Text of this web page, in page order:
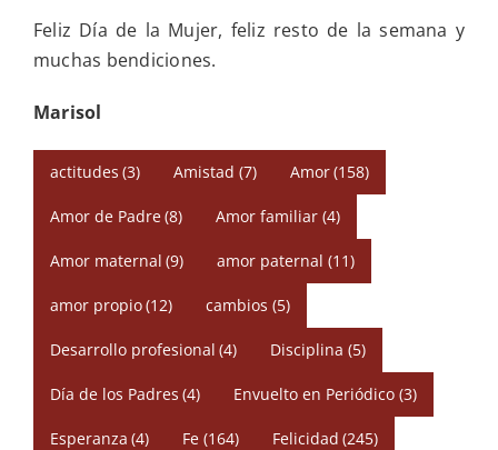
Feliz Día de la Mujer, feliz resto de la semana y
muchas bendiciones.
Marisol
actitudes (3) Amistad (7) Amor(158)
Amor de Padre(8) Amor familiar (4)
Amor maternal (9) amor paternal (11)
amor propio(12) cambios (5)
Desarrollo profesional (4) Disciplina (5)
Día de los Padres (4) Envuelto en Periódico (3)
Esperanza (4) Fe (164) Felicidad (245)